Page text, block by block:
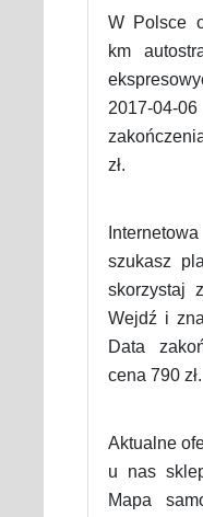
W Polsce
km
2017-04-
zł.
szukasz
skorzystaj
Wejdź i
Data
cena 790 zł.
Aktualne
u nas
Mapa